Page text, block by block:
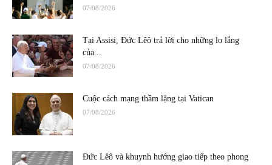
07/08/2026
Tại Assisi, Đức Lêô trả lời cho những lo lắng
của...
07/08/2026
Cuộc cách mạng thầm lặng tại Vatican
07/08/2026
Đức Lêô và khuynh hướng giao tiếp theo phong